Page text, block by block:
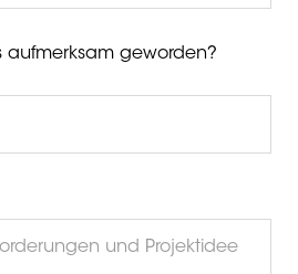
aufmerksam geworden?